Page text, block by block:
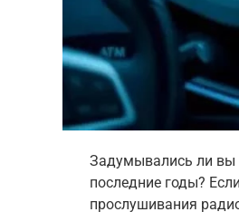
Задумывались ли вы
последние годы?
прослушивания